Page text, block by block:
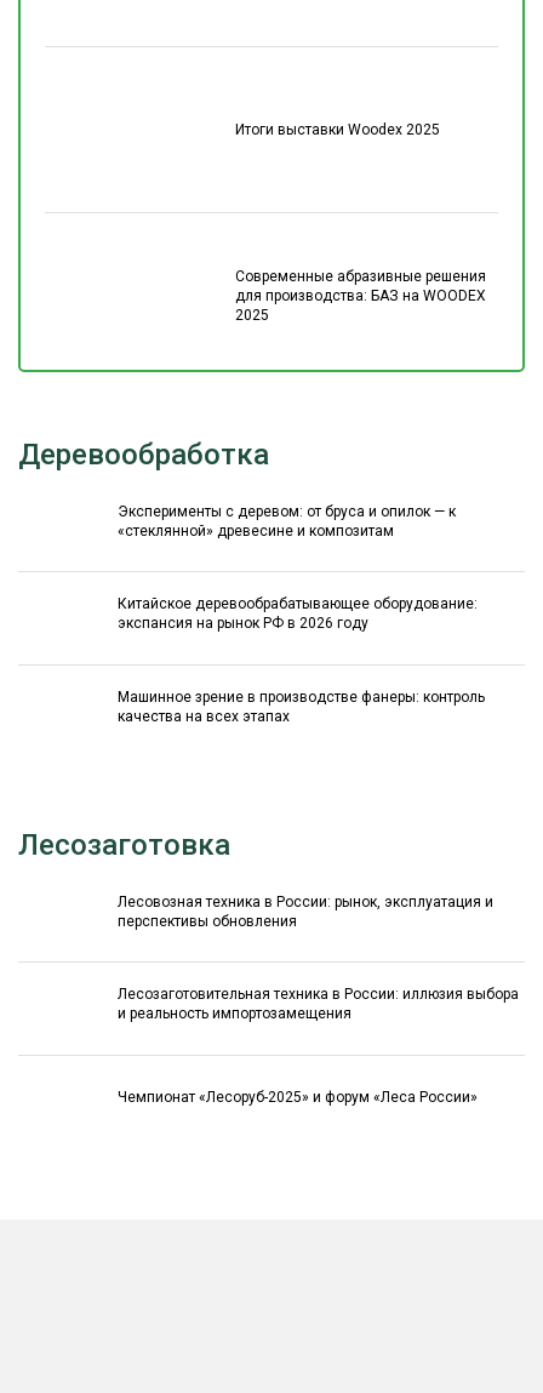
Итоги выставки Woodex 2025
Современные абразивные решения
для производства: БАЗ на WOODEX
2025
Деревообработка
Эксперименты с деревом: от бруса и опилок — к
«стеклянной» древесине и композитам
Китайское деревообрабатывающее оборудование:
экспансия на рынок РФ в 2026 году
Машинное зрение в производстве фанеры: контроль
качества на всех этапах
Лесозаготовка
Лесовозная техника в России: рынок, эксплуатация и
перспективы обновления
Лесозаготовительная техника в России: иллюзия выбора
и реальность импортозамещения
Чемпионат «Лесоруб-2025» и форум «Леса России»